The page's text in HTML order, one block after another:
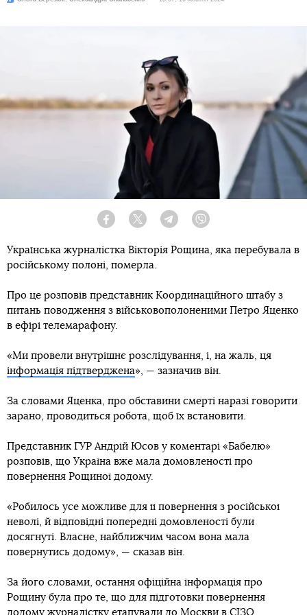
Facebook Twitter Telegram
Українська журналістка Вікторія Рощина, яка перебувала в
російському полоні, померла.
Про це розповів представник Координаційного штабу з
питань поводження з військовополоненими Петро Яценко
в ефірі телемарафону.
«Ми провели внутрішнє розслідування, і, на жаль, ця
інформація підтверджена», — зазначив він.
За словами Яценка, про обставини смерті наразі говорити
зарано, проводиться робота, щоб їх встановити.
Представник ГУР Андрій Юсов у коментарі «Бабелю»
розповів, що Україна вже мала домовленості про
повернення Рощиної додому.
«Робилось усе можливе для її повернення з російської
неволі, й відповідні попередні домовленості були
досягнуті. Власне, найближчим часом вона мала
повернутись додому», — сказав він.
За його словами, остання офіційна інформація про
Рощину була про те, що для підготовки повернення
додому журналістку етапували до Москви в СІЗО